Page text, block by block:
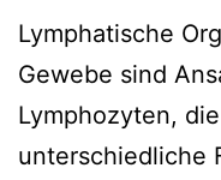
Lymphatische
Gewebe sind
Lymphozyten,
unterschiedliche